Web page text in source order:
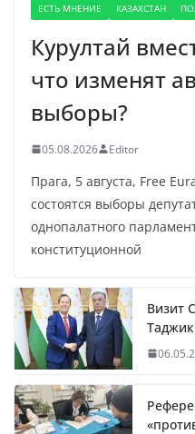
ЕСТЬ МНЕНИЕ КАЗАХСТАН
Курултай
что изменят
выборы?
05.08.2026 Editor
Прага, 5 августа, Free
состоятся выборы
однопалатного
конституционной
Визит